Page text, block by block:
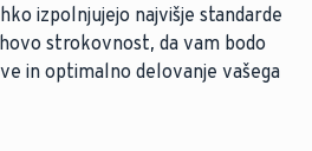
izpolnjujejo najvišje standarde
strokovnost, da vam bodo
in optimalno delovanje vašega